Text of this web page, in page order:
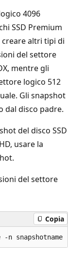
4096
SSD Premium
creare altri tipi di
del settore
mentre gli
logico 512
Gli snapshot
dal disco padre.
del disco SSD
usare la
del settore
Copia